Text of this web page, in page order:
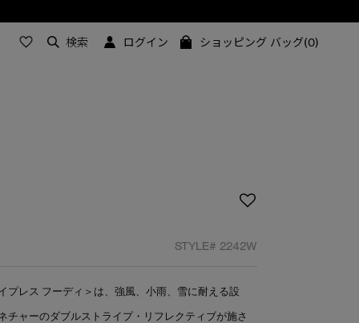
検索 ログイン ショッピング バッグ(0)
STYLE# 2242W
レス フーディ＞は、強風、小雨、雪に耐える設
ャーのダブルストライプ・リフレクティブが施さ